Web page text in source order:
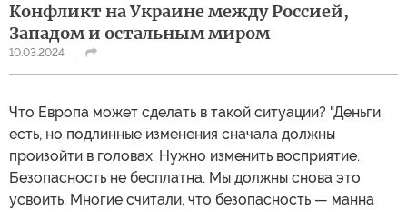
Конфликт на Украине между Россией,
Западом и остальным миром
10.03.2024
Что Европа может сделать в такой ситуации? "Деньги
есть, но подлинные изменения сначала должны
произойти в головах. Нужно изменить восприятие.
Безопасность не бесплатна. Мы должны снова это
усвоить. Многие считали, что безопасность — манна